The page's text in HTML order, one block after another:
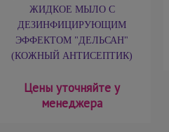
ЖИДКОЕ МЫЛО С
ДЕЗИНФИЦИРУЮЩИМ
ЭФФЕКТОМ "ДЕЛЬСАН"
(КОЖНЫЙ АНТИСЕПТИК)
Цены уточняйте у
менеджера